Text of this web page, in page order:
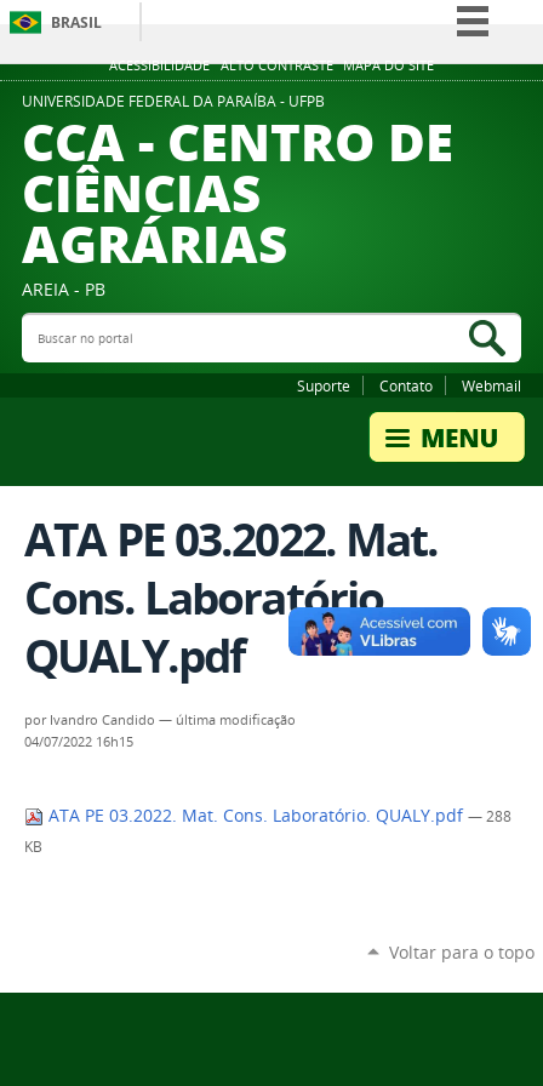
ACESSIBILIDADE ALTO CONTRASTE MAPA DO SITE
BRASIL
Simplifique!
Participe
UNIVERSIDADE FEDERAL DA PARAÍBA - UFPB
CCA - CENTRO DE
CIÊNCIAS
AGRÁRIAS
AREIA - PB
Buscar no portal
Suporte Contato Webmail
ATA PE 03.2022. Mat.
Cons. Laboratório.
QUALY.pdf
por Ivandro Candido — última modificação
04/07/2022 16h15
ATA PE 03.2022. Mat. Cons. Laboratório. QUALY.pdf — 288
KB
Voltar para o topo